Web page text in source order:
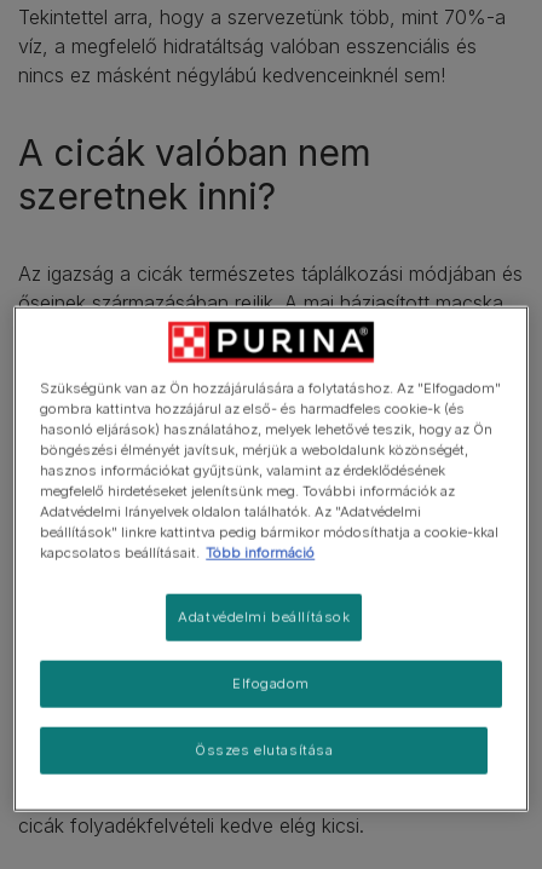
Tekintettel arra, hogy a szervezetünk több, mint 70%-a
víz, a megfelelő hidratáltság valóban esszenciális és
nincs ez másként négylábú kedvenceinknél sem!
A cicák valóban nem
szeretnek inni?
Az igazság a cicák természetes táplálkozási módjában és
őseinek származásában rejlik. A mai háziasított macska
ősei a líbiai sivatagból származnak, természetes
táplálékuk a kistestű rágcsálók. A háziasítás során a
macska táplálkozási módja, összhangban a használati
módjával és a megbecsültségével, kevéssé módosult a
kutyához képest. Annak ellenére, hogy szerencsére
manapság egyre több cicatartó tartja és táplálja
kedvencét a tudományos vizsgálatok eredményei
alapján, a macskák folyadékháztartása még mindig a
sivatagi ősére hajaz. Mit jelent ez? A macska nagyrészt a
zsákmányállatból, illetve a mai körülmények között az
általunk felkínált táplálékból veszi fel a szervezete
természetes körülményk között 60-70%-os
nedvességtartalommal bírnak. Mivel szervezetük
rendkívül takarékosan használja a felvett vizet, hiszen
sem a sivatagban, sem a természetben nem állt
cicák folyadékfelvételi kedve elég kicsi.
Szükségünk van az Ön hozzájárulására a folytatáshoz. Az "Elfogadom"
gombra kattintva hozzájárul az első- és harmadfeles cookie-k (és
hasonló eljárások) használatához, melyek lehetővé teszik, hogy az Ön
böngészési élményét javítsuk, mérjük a weboldalunk közönségét,
hasznos információkat gyűjtsünk, valamint az érdeklődésének
megfelelő hirdetéseket jelenítsünk meg. További információk az
Adatvédelmi Irányelvek oldalon találhatók. Az "Adatvédelmi
beállítások" linkre kattintva pedig bármikor módosíthatja a cookie-kkal
kapcsolatos beállításait. Több információ
Adatvédelmi beállítások
Összes elutasítása
Elfogadom